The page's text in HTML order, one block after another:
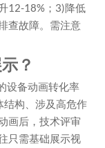
12-18%；3)降低
查故障。需注意
？
设备动画转化率
结构、涉及高危作
画后，技术评审
只需基础展示视